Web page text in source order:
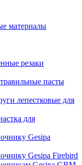
материалы
резаки
пасты
лепестковые для
для
Gesipa
Gesipa Firebird